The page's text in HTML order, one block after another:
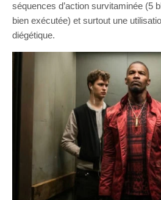
séquences d’action survitaminée (5
bien exécutée) et surtout une
diégétique.